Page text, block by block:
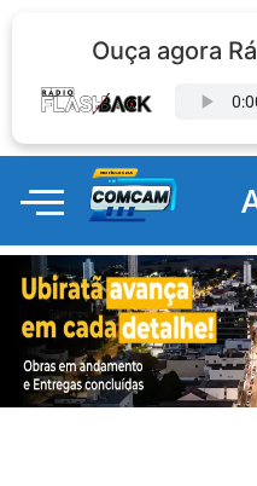
Ouça agora